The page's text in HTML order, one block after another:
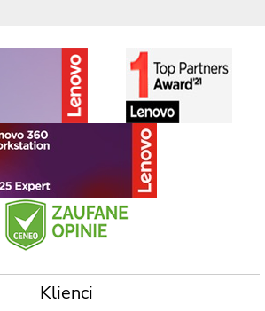
Klienci